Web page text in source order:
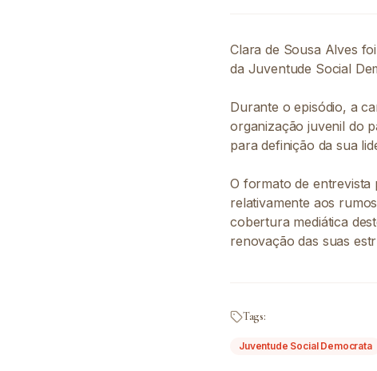
Clara de Sousa Alves
da Juventude Social
Durante o episódio, a
organização juvenil do
para definição da sua
O formato de entrevista
relativamente aos
cobertura mediática
renovação das suas
Tags:
Juventude Social Democrata